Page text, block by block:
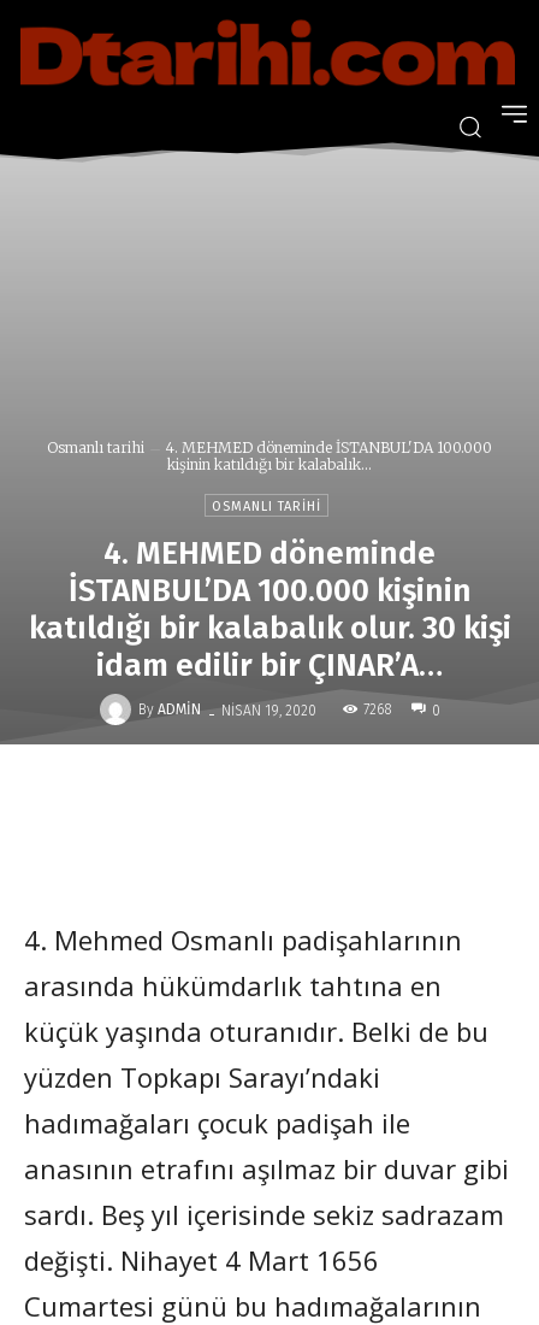
Osmanlı tarihi
4. MEHMED döneminde İSTANBUL'DA 100.000
kişinin katıldığı bir kalabalık...
OSMANLI TARIHI
4. MEHMED döneminde
İSTANBUL’DA 100.000 kişinin
katıldığı bir kalabalık olur. 30 kişi
idam edilir bir ÇINAR’A…
By ADMIN - NISAN 19, 2020 7268 0
4. Mehmed Osmanlı padişahlarının
arasında hükümdarlık tahtına en
küçük yaşında oturanıdır. Belki de bu
yüzden Topkapı Sarayı’ndaki
hadımağaları çocuk padişah ile
anasının etrafını aşılmaz bir duvar gibi
sardı. Beş yıl içerisinde sekiz sadrazam
değişti. Nihayet 4 Mart 1656
Cumartesi günü bu hadımağalarının